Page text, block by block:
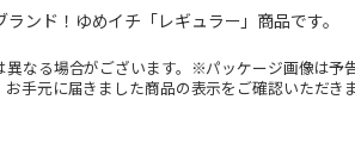
ンド！ゆめイチ「レギュラー」商品です。
なる場合がございます。※パッケージ画像は
手元に届きました商品の表示をご確認いただき